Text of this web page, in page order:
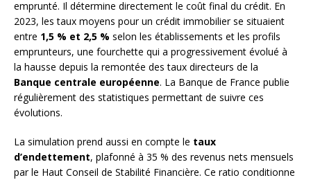
emprunté. Il détermine directement le coût final du crédit. En
2023, les taux moyens pour un crédit immobilier se situaient
entre 1,5 % et 2,5 % selon les établissements et les profils
emprunteurs, une fourchette qui a progressivement évolué à
la hausse depuis la remontée des taux directeurs de la
Banque centrale européenne. La Banque de France publie
régulièrement des statistiques permettant de suivre ces
évolutions.
La simulation prend aussi en compte le taux
d’endettement, plafonné à 35 % des revenus nets mensuels
par le Haut Conseil de Stabilité Financière. Ce ratio conditionne